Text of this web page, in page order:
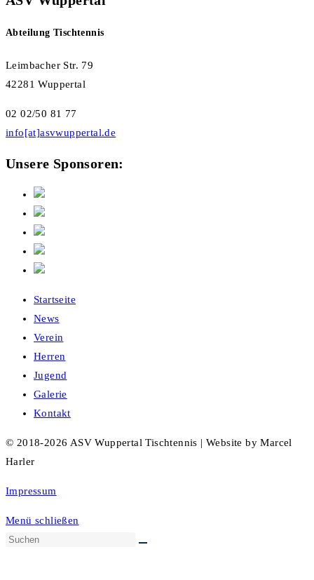
Abteilung Tischtennis
Leimbacher Str. 79
42281 Wuppertal
02 02/50 81 77
info[at]asvwuppertal.de
Unsere Sponsoren:
Startseite
News
Verein
Herren
Jugend
Galerie
Kontakt
© 2018-2026 ASV Wuppertal Tischtennis | Website by Marcel
Harler
Impressum
Menü schließen